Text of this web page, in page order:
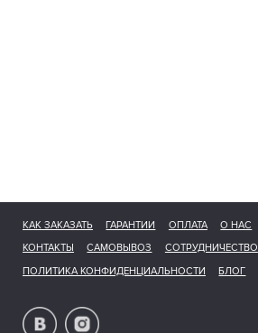
КАК ЗАКАЗАТЬ ГАРАНТИИ ОПЛАТА О НАС
КОНТАКТЫ
САМОВЫВОЗ СОТРУДНИЧЕСТВО
ПОЛИТИКА КОНФИДЕНЦИАЛЬНОСТИ
БЛОГ